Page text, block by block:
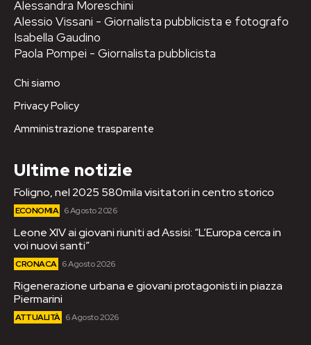
Alessandra Moreschini
Alessio Vissani - Giornalista pubblicista e fotografo
Isabella Gaudino
Paola Pompei - Giornalista pubblicista
Chi siamo
Privacy Policy
Amministrazione trasparente
Ultime notizie
Foligno, nel 2025 580mila visitatori in centro storico
ECONOMIA 6 Agosto 2026
Leone XIV ai giovani riuniti ad Assisi: “L’Europa cerca in
voi nuovi santi”
CRONACA 6 Agosto 2026
Rigenerazione urbana e giovani protagonisti in piazza
Piermarini
ATTUALITÀ 6 Agosto 2026